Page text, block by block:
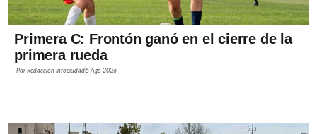
Primera C: Frontón ganó en el cierre de la
primera rueda
PorRedacción Infociudad 5 Ago 2026